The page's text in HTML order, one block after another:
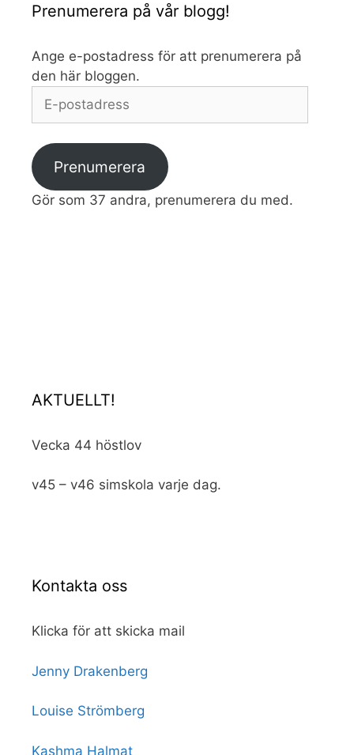
Prenumerera på vår blogg!
Ange e-postadress för att prenumerera på
den här bloggen.
postadress
Prenumerera
Gör som 37 andra, prenumerera du med.
AKTUELLT!
Vecka 44 höstlov
v45 – v46 simskola varje dag.
Kontakta oss
Klicka för att skicka mail
Jenny Drakenberg
Louise Strömberg
Kashma Halmat